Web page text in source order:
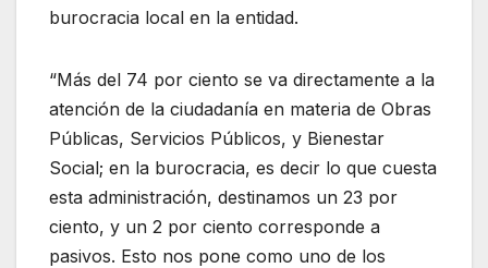
burocracia local en la entidad.
“Más del 74 por ciento se va directamente a la
atención de la ciudadanía en materia de Obras
Públicas, Servicios Públicos, y Bienestar
Social; en la burocracia, es decir lo que cuesta
esta administración, destinamos un 23 por
ciento, y un 2 por ciento corresponde a
pasivos. Esto nos pone como uno de los